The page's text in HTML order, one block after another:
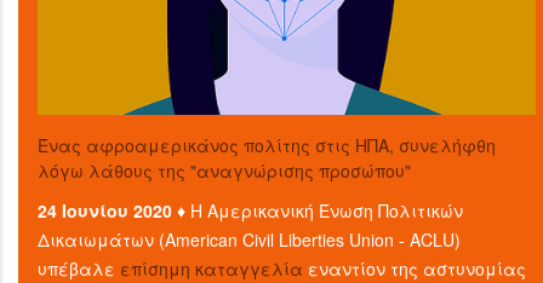
Ένας αφροαμερικάνος πολίτης στις ΗΠΑ, συνελήφθη
λόγω λάθους της "αναγνώρισης προσώπου"
24 Ιουνίου 2020 ♦ Η Αμερικανική Ένωση Πολιτικών
Δικαιωμάτων (American Civil Liberties Union - ACLU)
υπέβαλε επίσημη καταγγελία εναντίον της αστυνομίας